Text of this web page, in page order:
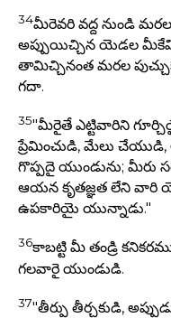
34మీరెవరి వద్ద నుండి
అప్పుయిచ్చిన యెడల మీకేమి
తామిచ్చినంత మరల
గదా.
35"మీరైతే ఎట్టివారిని
ప్రేమించుడి, మేలు చేయుడి,
గొప్పదై యుండును; మీరు
ఆయన కృతజ్ఞత లేని వారి
ఉపకారియై యున్నాడు."
36కాబట్టి మీ తండ్రి
గలవారై యుండుడి.
37"తీర్పు తీర్చకుడి,